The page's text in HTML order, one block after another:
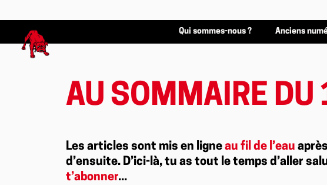
Qui sommes-nous ? Anciens
AU SOMMAIRE DU
Les articles sont mis en ligne au fil de l’eau
d’ensuite. D’ici-là, tu as tout le temps d’aller
t’abonner...